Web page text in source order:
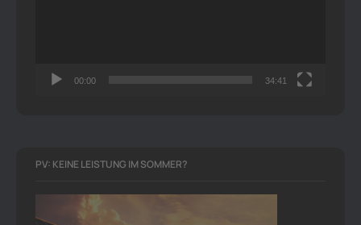
00:00 34:41
PV: KEINE LEISTUNG IM SOMMER?